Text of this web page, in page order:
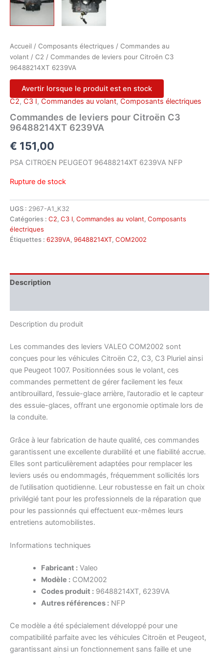
Accueil / Composants électriques / Commandes au
volant / C2 / Commandes de leviers pour Citroën C3
96488214XT 6239VA
Avertir lorsque le produit est en stock
C2, C3 I, Commandes au volant, Composants électriques
Commandes de leviers pour Citroën C3
96488214XT 6239VA
€ 151,00
PSA CITROEN PEUGEOT 96488214XT 6239VA NFP
Rupture de stock
UGS : 2967-A1_K32
Catégories : C2, C3 I, Commandes au volant, Composants
électriques
Étiquettes : 6239VA, 96488214XT, COM2002
Description
Description du produit
Les commandes des leviers VALEO COM2002 sont
conçues pour les véhicules Citroën C2, C3, C3 Pluriel ainsi
que Peugeot 1007. Positionnées sous le volant, ces
commandes permettent de gérer facilement les feux
antibrouillard, l’essuie-glace arrière, l’autoradio et le capteur
des essuie-glaces, offrant une ergonomie optimale lors de
la conduite.
Grâce à leur fabrication de haute qualité, ces commandes
garantissent une excellente durabilité et une fiabilité accrue.
Elles sont particulièrement adaptées pour remplacer les
leviers usés ou endommagés, fréquemment sollicités lors
de l’utilisation quotidienne. Leur robustesse en fait un choix
privilégié tant pour les professionnels de la réparation que
pour les passionnés qui effectuent eux-mêmes leurs
entretiens automobilistes.
Informations techniques
Fabricant :Valeo
Modèle :COM2002
Codes produit :96488214XT, 6239VA
Autres références :NFP
Ce modèle a été spécialement développé pour une
compatibilité parfaite avec les véhicules Citroën et Peugeot,
garantissant ainsi un fonctionnement sans faille et une